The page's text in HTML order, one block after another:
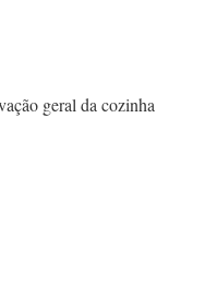
geral da cozinha